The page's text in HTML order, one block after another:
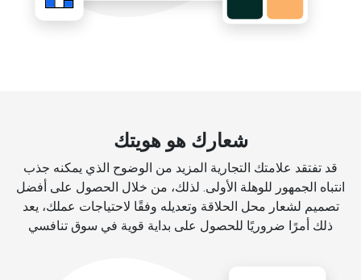
شعارك هو هويتك
قد تفتقد علامتك التجارية المزيد من الوضوح الذي يمكنه جذب
انتباه الجمهور للوهلة الأولى. لذلك، من خلال الحصول على أفضل
تصميم لشعار محل الحلاقة وتعديله وفقًا لاحتياجات عملك، يعد
ذلك أمرًا ضروريًا للحصول على بداية قوية في سوق تنافسي